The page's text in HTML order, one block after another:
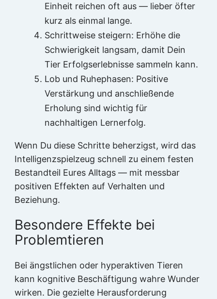
Einheit reichen oft aus — lieber öfter
kurz als einmal lange.
Schrittweise steigern: Erhöhe die
Schwierigkeit langsam, damit Dein
Tier Erfolgserlebnisse sammeln kann.
Lob und Ruhephasen: Positive
Verstärkung und anschließende
Erholung sind wichtig für
nachhaltigen Lernerfolg.
Wenn Du diese Schritte beherzigst, wird das
Intelligenzspielzeug schnell zu einem festen
Bestandteil Eures Alltags — mit messbar
positiven Effekten auf Verhalten und
Beziehung.
Besondere Effekte bei
Problemtieren
Bei ängstlichen oder hyperaktiven Tieren
kann kognitive Beschäftigung wahre Wunder
wirken. Die gezielte Herausforderung